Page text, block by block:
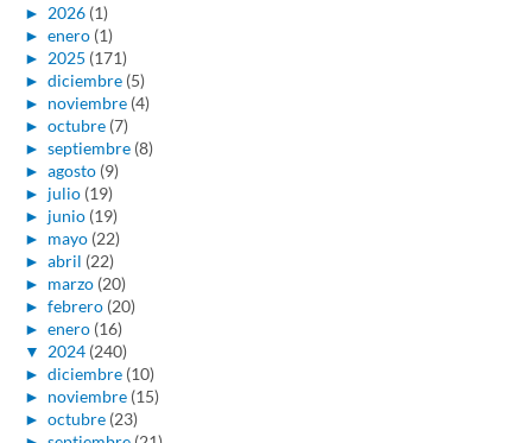
► 2026 (1)
► enero (1)
► 2025 (171)
► diciembre (5)
► noviembre (4)
► octubre (7)
► septiembre (8)
► agosto (9)
► julio (19)
► junio (19)
► mayo (22)
► abril (22)
► marzo (20)
► febrero (20)
► enero (16)
▼ 2024 (240)
► diciembre (10)
► noviembre (15)
► octubre (23)